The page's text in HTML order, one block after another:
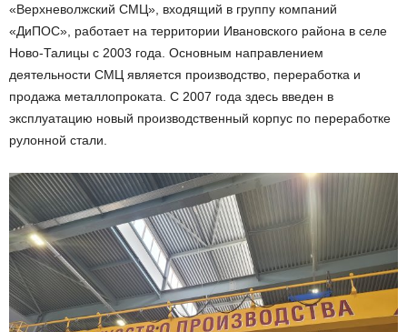
«Верхневолжский СМЦ», входящий в группу компаний
«ДиПОС», работает на территории Ивановского района в селе
Ново-Талицы с 2003 года. Основным направлением
деятельности СМЦ является производство, переработка и
продажа металлопроката. С 2007 года здесь введен в
эксплуатацию новый производственный корпус по переработке
рулонной стали.